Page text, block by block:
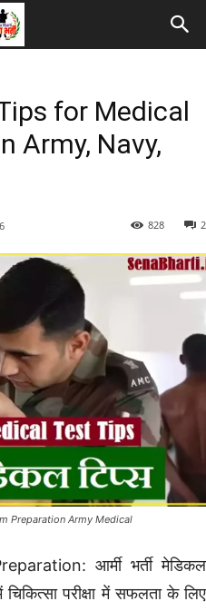
for Medical
Army, Navy,
2
828
Preparation Army Medical
आर्मी भर्ती मेडिकल
परीक्षा में सफलता के लिए